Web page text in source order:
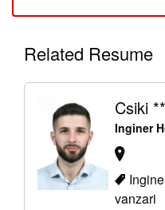
Related Resume
Csiki
Inginer
vanzari